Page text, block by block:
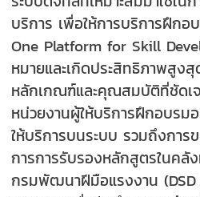
บริการ เพื่อให้การบริการฝึกอ
One Platform for Skill
หมายและเกิดประสิทธิภาพสูง
หลักเกณฑ์และคุณสมบัติที่ชัดเ
หน่วยงานผู้ให้บริการฝึกอบรม
ให้บริการบนระบบ รวมถึงการ
การการรับรองหลักสูตรในคลั
กรมพัฒนาฝีมือแรงงาน